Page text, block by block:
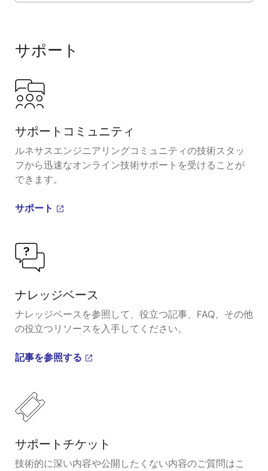
Diagram
サポート
サポートコミュニティ
ルネサスエンジニアリングコミュニティの技術スタッ
フから迅速なオンライン技術サポートを受けることが
できます。
サポート
ナレッジベース
ナレッジベースを参照して、役立つ記事、FAQ、その他
の役立つリソースを入手してください。
記事を参照する
サポートチケット
技術的に深い内容や公開したくない内容のご質問はこ